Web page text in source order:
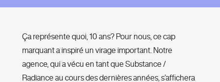
Ça représente quoi, 10 ans? Pour nous, ce cap
marquant a inspiré un virage important. Notre
agence, qui a vécu en tant que Substance /
Radiance au cours des dernières années, s’affichera